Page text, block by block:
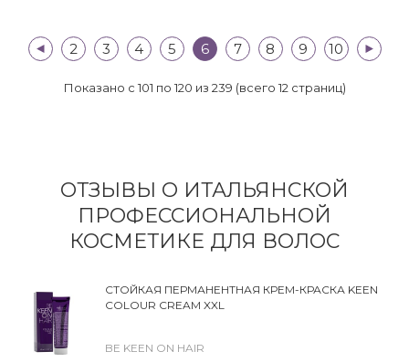
|< 2 3 4 5 6 7 8 9 10 >|
Показано с 101 по 120 из 239 (всего 12 страниц)
ОТЗЫВЫ О ИТАЛЬЯНСКОЙ
ПРОФЕССИОНАЛЬНОЙ
КОСМЕТИКЕ ДЛЯ ВОЛОС
СТОЙКАЯ ПЕРМАНЕНТНАЯ КРЕМ-КРАСКА KEEN
COLOUR CREAM XXL
BE KEEN ON HAIR